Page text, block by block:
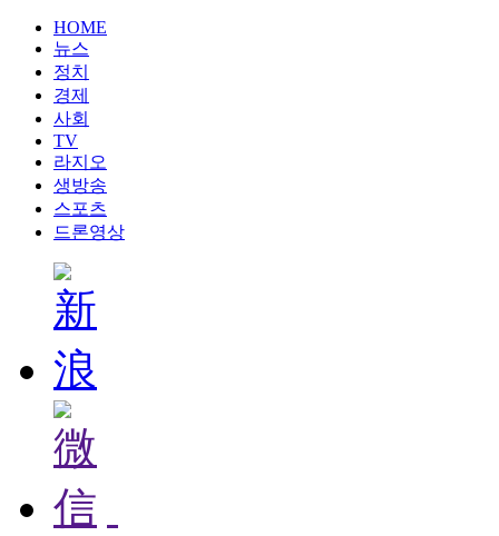
HOME
뉴스
정치
경제
사회
TV
라지오
생방송
스포츠
드론영상